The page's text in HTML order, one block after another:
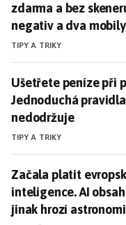
zdarma a bez
negativ a dva mobily
TIPY A TRIKY
Ušetřete peníze při
Ušetřete peníze při
Jednoduchá
nedodržuje
TIPY A TRIKY
Začala platit
Začala platit
inteligence. AI
jinak hrozí